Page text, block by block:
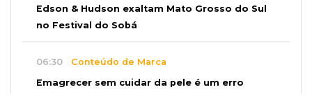
Edson & Hudson exaltam Mato Grosso do Sul
no Festival do Sobá
06:30 Conteúdo de Marca
Emagrecer sem cuidar da pele é um erro